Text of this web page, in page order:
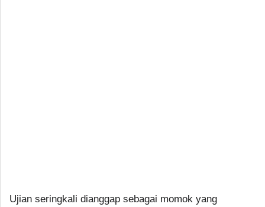
Ujian seringkali dianggap sebagai momok yang